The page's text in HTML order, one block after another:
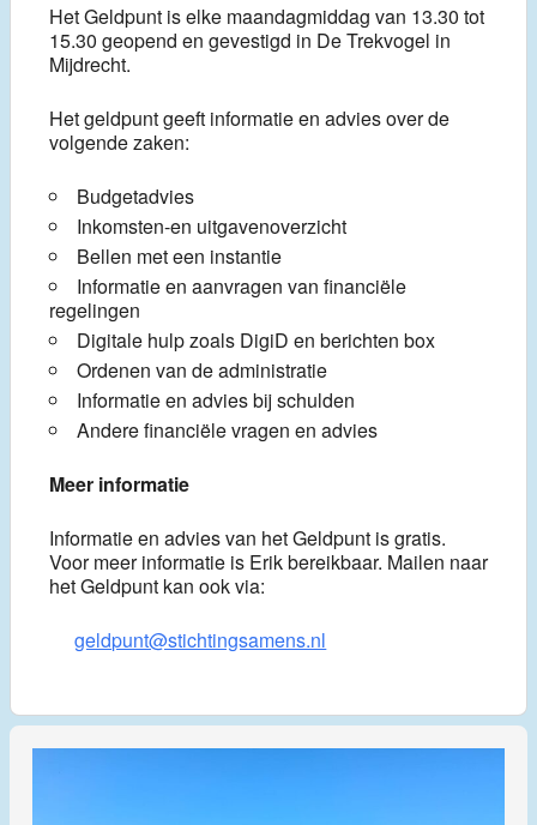
Het Geldpunt is elke maandagmiddag van 13.30 tot
15.30 geopend en gevestigd in De Trekvogel in
Mijdrecht.
Het geldpunt geeft informatie en advies over de
volgende zaken:
Budgetadvies
Inkomsten-en uitgavenoverzicht
Bellen met een instantie
Informatie en aanvragen van financiële
regelingen
Digitale hulp zoals DigiD en berichten box
Ordenen van de administratie
Informatie en advies bij schulden
Andere financiële vragen en advies
Meer informatie
Informatie en advies van het Geldpunt is gratis.
Voor meer informatie is Erik bereikbaar. Mailen naar
het Geldpunt kan ook via:
geldpunt@stichtingsamens.nl